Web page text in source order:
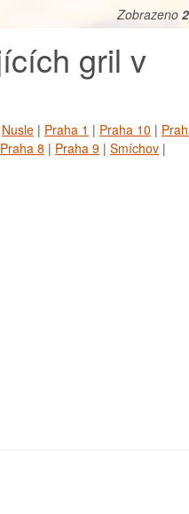
Zobrazeno2
gril v
Nusle | Praha 1 | Praha 10 |
Praha 8 | Praha 9 | Smíchov |